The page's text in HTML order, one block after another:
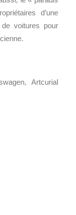
d’une
voitures pour
Artcurial